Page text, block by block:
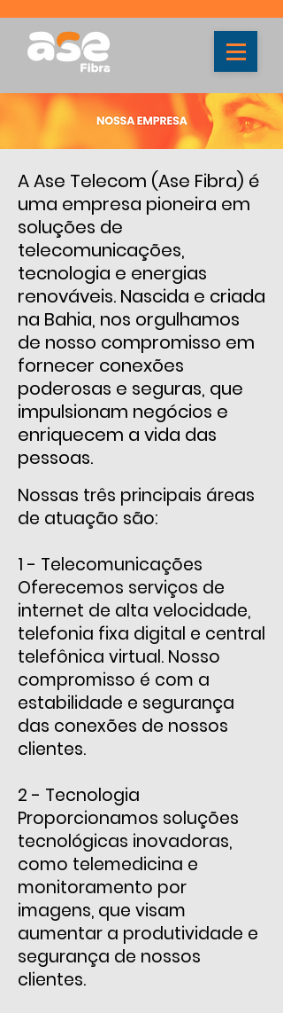
A Ase Telecom (Ase Fibra) é
uma empresa pioneira em
soluções de
telecomunicações,
tecnologia e energias
renováveis. Nascida e criada
na Bahia, nos orgulhamos
de nosso compromisso em
fornecer conexões
poderosas e seguras, que
impulsionam negócios e
enriquecem a vida das
pessoas.
Nossas três principais áreas
de atuação são:
1 - Telecomunicações
Oferecemos serviços de
internet de alta velocidade,
telefonia fixa digital e central
telefônica virtual. Nosso
compromisso é com a
estabilidade e segurança
das conexões de nossos
clientes.
2 - Tecnologia
Proporcionamos soluções
tecnológicas inovadoras,
como telemedicina e
monitoramento por
imagens, que visam
aumentar a produtividade e
segurança de nossos
clientes.